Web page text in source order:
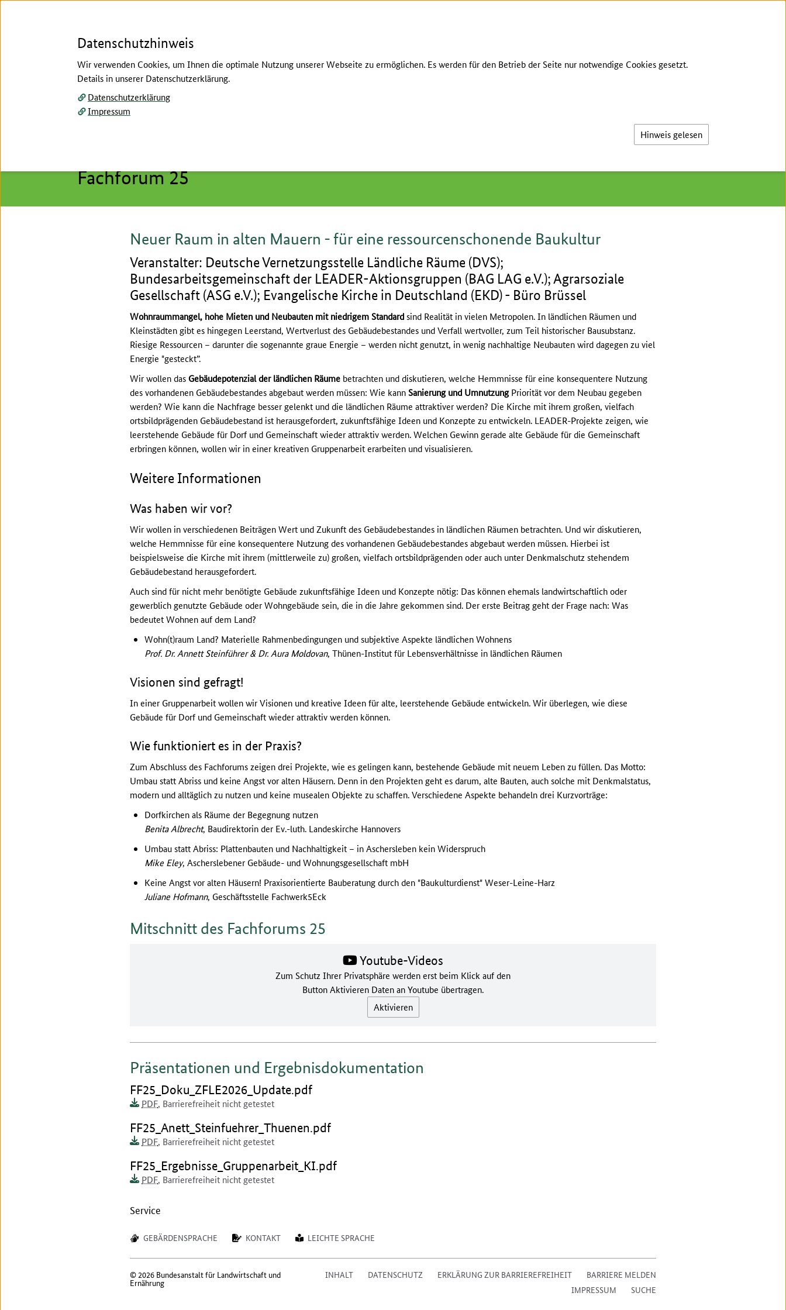
Menü
Fachforum 25
Neuer Raum in alten Mauern - für eine ressourcenschonende Baukultur
Veranstalter: Deutsche Vernetzungsstelle Ländliche Räume (DVS);
Bundesarbeitsgemeinschaft der LEADER-Aktionsgruppen (BAG LAG e.V.); Agrarsoziale
Gesellschaft (ASG e.V.); Evangelische Kirche in Deutschland (EKD) - Büro Brüssel
Wohnraummangel, hohe Mieten und Neubauten mit niedrigem Standardsind Realität in vielen Metropolen. In ländlichen Räumen und
Kleinstädten gibt es hingegen Leerstand, Wertverlust des Gebäudebestandes und Verfall wertvoller, zum Teil historischer Bausubstanz.
Riesige Ressourcen – darunter die sogenannte graue Energie – werden nicht genutzt, in wenig nachhaltige Neubauten wird dagegen zu viel
Energie "gesteckt”.
Wir wollen das Gebäudepotenzial der ländlichen Räume betrachten und diskutieren, welche Hemmnisse für eine konsequentere Nutzung
des vorhandenen Gebäudebestandes abgebaut werden müssen: Wie kannSanierung und UmnutzungPriorität vor dem Neubau gegeben
werden? Wie kann die Nachfrage besser gelenkt und die ländlichen Räume attraktiver werden? Die Kirche mit ihrem großen, vielfach
ortsbildprägenden Gebäudebestand ist herausgefordert, zukunftsfähige Ideen und Konzepte zu entwickeln. LEADER-Projekte zeigen, wie
leerstehende Gebäude für Dorf und Gemeinschaft wieder attraktiv werden. Welchen Gewinn gerade alte Gebäude für die Gemeinschaft
erbringen können, wollen wir in einer kreativen Gruppenarbeit erarbeiten und visualisieren.
Weitere Informationen
Was haben wir vor?
Wir wollen in verschiedenen Beiträgen Wert und Zukunft des Gebäudebestandes in ländlichen Räumen betrachten. Und wir diskutieren,
welche Hemmnisse für eine konsequentere Nutzung des vorhandenen Gebäudebestandes abgebaut werden müssen. Hierbei ist
beispielsweise die Kirche mit ihrem (mittlerweile zu) großen, vielfach ortsbildprägenden oder auch unter Denkmalschutz stehendem
Gebäudebestand herausgefordert.
Auch sind für nicht mehr benötigte Gebäude zukunftsfähige Ideen und Konzepte nötig: Das können ehemals landwirtschaftlich oder
gewerblich genutzte Gebäude oder Wohngebäude sein, die in die Jahre gekommen sind. Der erste Beitrag geht der Frage nach: Was
bedeutet Wohnen auf dem Land?
Wohn(t)raum Land? Materielle Rahmenbedingungen und subjektive Aspekte ländlichen Wohnens
Prof. Dr. Annett Steinführer & Dr. Aura Moldovan, Thünen-Institut für Lebensverhältnisse in ländlichen Räumen
Visionen sind gefragt!
In einer Gruppenarbeit wollen wir Visionen und kreative Ideen für alte, leerstehende Gebäude entwickeln. Wir überlegen, wie diese
Gebäude für Dorf und Gemeinschaft wieder attraktiv werden können.
Wie funktioniert es in der Praxis?
Zum Abschluss des Fachforums zeigen drei Projekte, wie es gelingen kann, bestehende Gebäude mit neuem Leben zu füllen. Das Motto:
Umbau statt Abriss und keine Angst vor alten Häusern. Denn in den Projekten geht es darum, alte Bauten, auch solche mit Denkmalstatus,
modern und alltäglich zu nutzen und keine musealen Objekte zu schaffen. Verschiedene Aspekte behandeln drei Kurzvorträge:
Dorfkirchen als Räume der Begegnung nutzen
Benita Albrecht, Baudirektorin der Ev.-luth. Landeskirche Hannovers
Umbau statt Abriss: Plattenbauten und Nachhaltigkeit – in Aschersleben kein Widerspruch
Mike Eley, Ascherslebener Gebäude- und Wohnungsgesellschaft mbH
Keine Angst vor alten Häusern! Praxisorientierte Bauberatung durch den "Baukulturdienst" Weser-Leine-Harz
Juliane Hofmann, Geschäftsstelle Fachwerk5Eck
Mitschnitt des Fachforums 25
Youtube-Videos
Zum Schutz Ihrer Privatsphäre werden erst beim Klick auf den
Button Aktivieren Daten an Youtube übertragen.
Aktivieren
Präsentationen und Ergebnisdokumentation
Dokument zum runterladen:
FF25_Doku_ZFLE2026_Update.pdf
Dokumentenformat:
PDF
Barrierefreiheit:
Dieses Dokument ist auf
, Barrierefreiheit nicht getestet
Dokument zum runterladen:
FF25_Anett_Steinfuehrer_Thuenen.pdf
Dokumentenformat:
PDF
Barrierefreiheit:
Dieses Dokument ist auf
, Barrierefreiheit nicht getestet
Dokument zum runterladen:
FF25_Ergebnisse_Gruppenarbeit_KI.pdf
Dokumentenformat:
PDF
Barrierefreiheit:
Dieses Dokument ist auf
, Barrierefreiheit nicht getestet
Service
GEBÄRDENSPRACHE KONTAKT LEICHTE SPRACHE
INHALT DATENSCHUTZ ERKLÄRUNG ZUR BARRIEREFREIHEIT
BARRIERE MELDEN
IMPRESSUM
SUCHE
© 2026 Bundesanstalt für Landwirtschaft und
Ernährung
Datenschutzhinweis
Wir verwenden Cookies, um Ihnen die optimale Nutzung unserer Webseite zu ermöglichen. Es werden für den Betrieb der Seite nur notwendige Cookies gesetzt.
Details in unserer Datenschutzerklärung.
Datenschutzerklärung
Impressum
Hinweis gelesen